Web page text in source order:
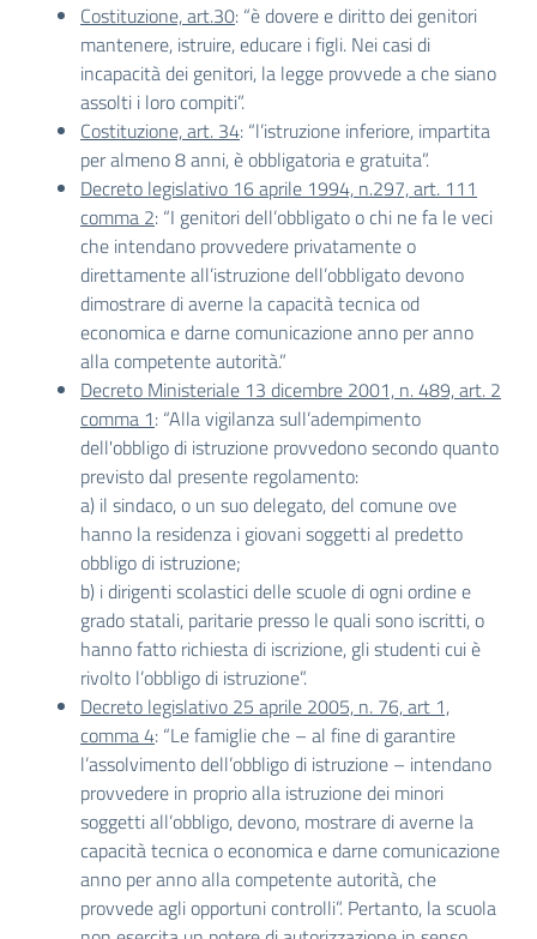
Costituzione, art.30: “è dovere e diritto dei genitori
mantenere, istruire, educare i figli. Nei casi di
incapacità dei genitori, la legge provvede a che siano
assolti i loro compiti”.
Costituzione, art. 34: “l’istruzione inferiore, impartita
per almeno 8 anni, è obbligatoria e gratuita”.
Decreto legislativo 16 aprile 1994, n.297, art. 111
comma 2: “I genitori dell’obbligato o chi ne fa le veci
che intendano provvedere privatamente o
direttamente all’istruzione dell’obbligato devono
dimostrare di averne la capacità tecnica od
economica e darne comunicazione anno per anno
alla competente autorità.”
Decreto Ministeriale 13 dicembre 2001, n. 489, art. 2
comma 1: “Alla vigilanza sull’adempimento
dell'obbligo di istruzione provvedono secondo quanto
previsto dal presente regolamento:
a) il sindaco, o un suo delegato, del comune ove
hanno la residenza i giovani soggetti al predetto
obbligo di istruzione;
b) i dirigenti scolastici delle scuole di ogni ordine e
grado statali, paritarie presso le quali sono iscritti, o
hanno fatto richiesta di iscrizione, gli studenti cui è
rivolto l’obbligo di istruzione”.
Decreto legislativo 25 aprile 2005, n. 76, art 1,
comma 4: “Le famiglie che – al fine di garantire
l’assolvimento dell’obbligo di istruzione – intendano
provvedere in proprio alla istruzione dei minori
soggetti all’obbligo, devono, mostrare di averne la
capacità tecnica o economica e darne comunicazione
anno per anno alla competente autorità, che
provvede agli opportuni controlli”. Pertanto, la scuola